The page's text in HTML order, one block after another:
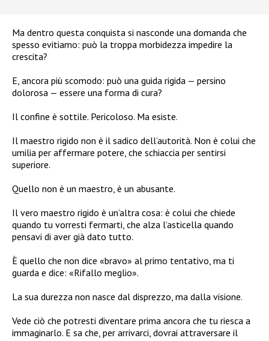
Ma dentro questa conquista si nasconde una domanda che
spesso evitiamo: può la troppa morbidezza impedire la
crescita?
E, ancora più scomodo: può una guida rigida — persino
dolorosa — essere una forma di cura?
Il confine è sottile. Pericoloso. Ma esiste.
Il maestro rigido non è il sadico dell’autorità. Non è colui che
umilia per affermare potere, che schiaccia per sentirsi
superiore.
Quello non è un maestro, è un abusante.
Il vero maestro rigido è un’altra cosa: è colui che chiede
quando tu vorresti fermarti, che alza l’asticella quando
pensavi di aver già dato tutto.
È quello che non dice «bravo» al primo tentativo, ma ti
guarda e dice: «Rifallo meglio».
La sua durezza non nasce dal disprezzo, ma dalla visione.
Vede ciò che potresti diventare prima ancora che tu riesca a
immaginarlo. E sa che, per arrivarci, dovrai attraversare il